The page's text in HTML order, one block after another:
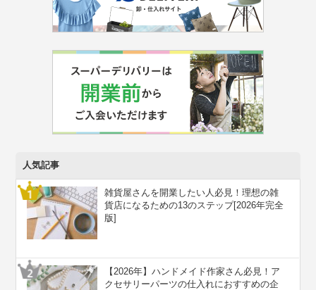
人気記事
雑貨屋さんを開業したい人必見！理想の雑
貨店になるための13のステップ[2026年完全
版]
【2026年】ハンドメイド作家さん必見！ア
クセサリーパーツの仕入れにおすすめの企